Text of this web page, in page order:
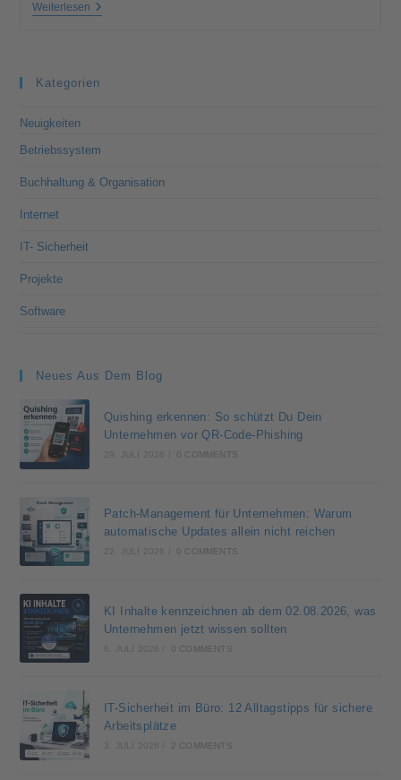
Weiterlesen
Kategorien
Neuigkeiten
Betriebssystem
Buchhaltung & Organisation
Internet
IT- Sicherheit
Projekte
Software
Neues Aus Dem Blog
Quishing erkennen: So schützt Du Dein
Unternehmen vor QR-Code-Phishing
29. JULI 2026 0 COMMENTS
Patch-Management für Unternehmen: Warum
automatische Updates allein nicht reichen
22. JULI 2026 0 COMMENTS
KI Inhalte kennzeichnen ab dem 02.08.2026, was
Unternehmen jetzt wissen sollten
6. JULI 2026 0 COMMENTS
IT-Sicherheit im Büro: 12 Alltagstipps für sichere
Arbeitsplätze
3. JULI 2026 2 COMMENTS